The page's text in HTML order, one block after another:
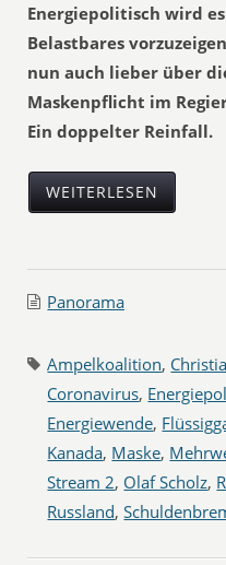
Energiepolitisch wird
Belastbares
nun auch lieber über
Maskenpflicht im
Ein doppelter Reinfall.
WEITERLESEN
Panorama
Ampelkoalition,
Coronavirus,
Energiewende,
Kanada, Maske,
Stream 2, Olaf Scholz,
Russland,